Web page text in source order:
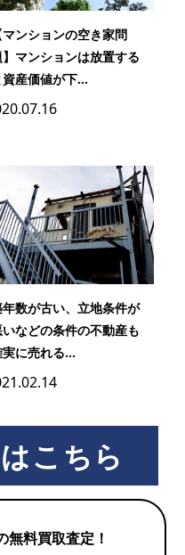
マンションの空き家問
】マンションは放置する
資産価値が下...
数が古い、立地条件が
いなどの条件の不動産も
に売れる...
こちら
無料買取査定！